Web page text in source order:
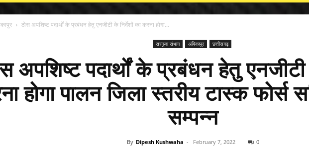
ठोस अपशिष्ट पदार्थों के प्रबंधन हेतु एनजीटी के निर्देशों का करना होगा...
सरगुजा संभाग अंबिकापुर छत्तीसगढ़
अपशिष्ट पदार्थों के प्रबंधन हेतु एनजीटी
होगा पालन जिला स्तरीय टास्क फोर्स
सम्पन्न
By Dipesh Kushwaha - February 7, 2022 0